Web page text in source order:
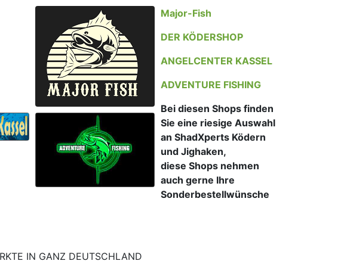
Major-Fish
DER KÖDERSHOP
ANGELCENTER KASSEL
ADVENTURE FISHING
Bei diesen Shops finden
Sie eine riesige Auswahl
an ShadXperts Ködern
und Jighaken,
diese Shops nehmen
auch gerne Ihre
Sonderbestellwünsche
IN GANZ DEUTSCHLAND